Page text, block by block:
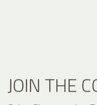
JOIN THE